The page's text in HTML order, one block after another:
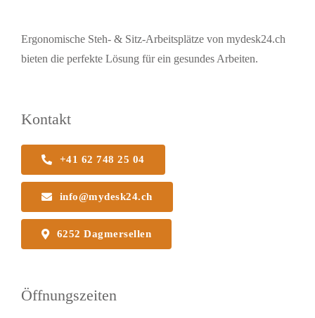
Ergonomische Steh- & Sitz-Arbeitsplätze von mydesk24.ch
bieten die perfekte Lösung für ein gesundes Arbeiten.
Kontakt
+41 62 748 25 04
info@mydesk24.ch
6252 Dagmersellen
Öffnungszeiten